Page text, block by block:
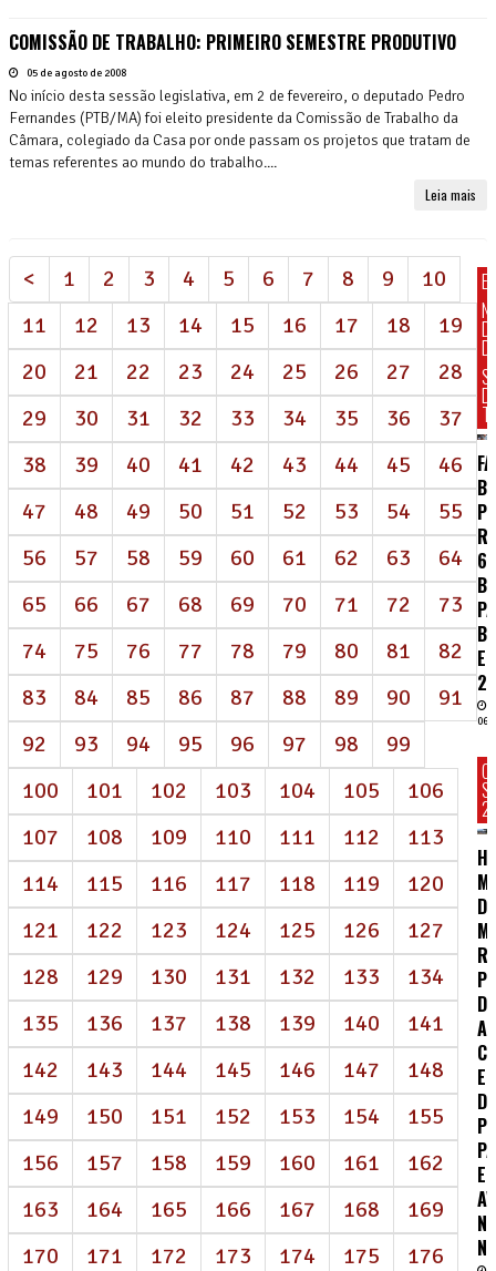
COMISSÃO DE TRABALHO: PRIMEIRO SEMESTRE PRODUTIVO
05 de agosto de 2008
No início desta sessão legislativa, em 2 de fevereiro, o deputado Pedro
Fernandes (PTB/MA) foi eleito presidente da Comissão de Trabalho da
Câmara, colegiado da Casa por onde passam os projetos que tratam de
temas referentes ao mundo do trabalho....
Leia mais
< 1 2 3 4 5 6 7 8 9
10
11
12 13 14 15 16 17 18
19
20
21 22 23 24 25 26 27
28
29
30 31 32 33 34 35 36
37
38
39 40 41 42 43 44 45
46
47
48 49 50 51 52 53 54
55
56
57 58 59 60 61 62 63
64
65
66 67 68 69 70 71 72
73
74
75 76 77 78 79 80 81
82
83
84 85 86 87 88 89 90
91
92
93 94 95 96 97 98
99
100
101 102 103 104 105
106
107
108 109 110 111 112
113
114
115 116 117 118 119
120
121
122 123 124 125 126
127
128
129 130 131 132 133
134
135
136 137 138 139 140
141
142
143 144 145 146 147
148
149
150 151 152 153 154
155
156
157 158 159 160 161
162
163
164 165 166 167 168
169
170
171 172 173 174 175
176
06/
DE
E